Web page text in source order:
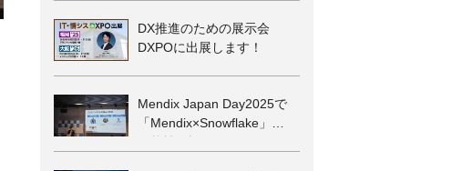
DX推進のための展示会
DXPOに出展します！
Mendix Japan Day2025で
「Mendix×Snowflake」の